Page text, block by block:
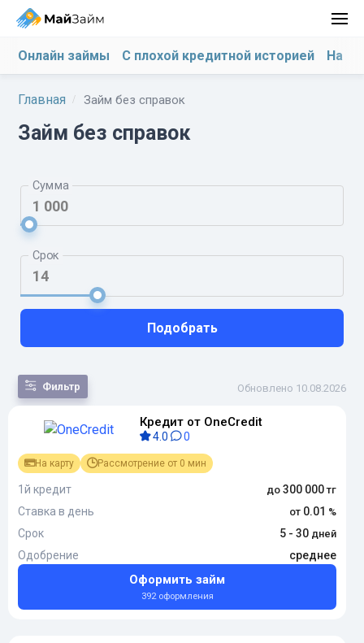
Онлайн займы С плохой кредитной историей На
Главная Займ без справок
Займ без справок
Сумма
Срок
Подобрать
Фильтр
По
По сумме
По сроку
По переплате
Обновлено 10.08.2026
Кредит от OneCredit
4.0 0
На карту Рассмотрение от 0 мин
1й кредит
300 000
Ставка в день
0.01
Срок
5 - 30
Одобрение
среднее
Оформить займ
392 оформления